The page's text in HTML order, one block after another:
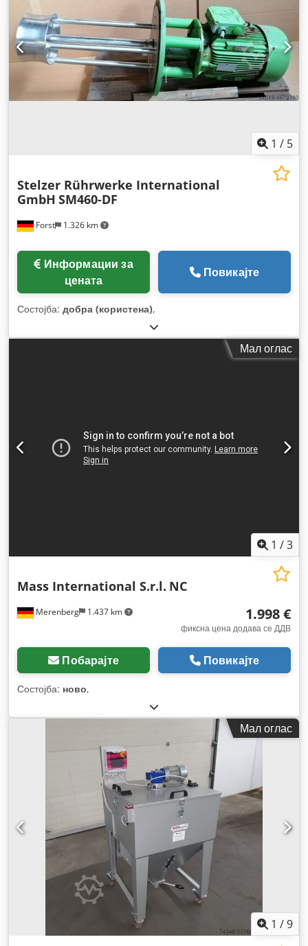
1 / 5
Forst 1.326 km
Stelzer Rührwerke International
GmbH SM460-DF
цената
Повикајте
Состојба: добра (користена),
Мал оглас
1 /3
Merenberg 1.437 km
Mass International S.r.l. NC
1.998 €
фиксна цена додава се ДДВ
Побарајте Повикајте
Состојба: ново,
Мал оглас
1 /9